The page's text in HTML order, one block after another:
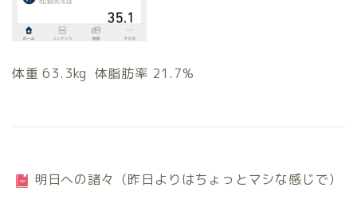
体重 63.3kg 体脂肪率 21.7%
明日への諸々（昨日よりはちょっとマシな感じで）